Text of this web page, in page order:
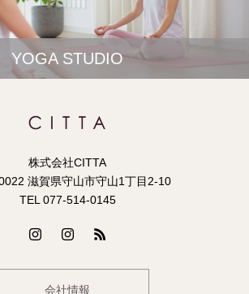
YOGA STUDIO
株式会社CITTA
滋賀県守山市守山1丁目2-10
TEL 077-514-0145
会社情報